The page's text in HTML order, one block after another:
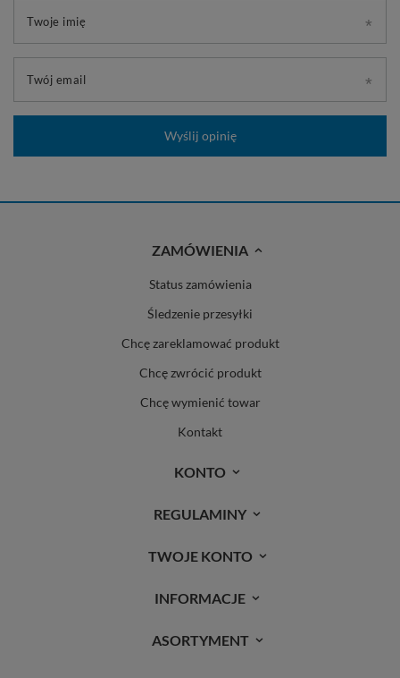
Twoje imię
Twój email
Wyślij opinię
ZAMÓWIENIA
Status zamówienia
Śledzenie przesyłki
Chcę zareklamować produkt
Chcę zwrócić produkt
Chcę wymienić towar
Kontakt
KONTO
REGULAMINY
TWOJE KONTO
INFORMACJE
ASORTYMENT